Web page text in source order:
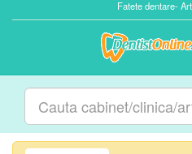
Fatete dentare-